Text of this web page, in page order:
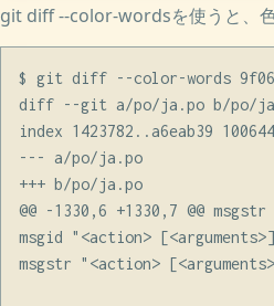
git diff --color-wordsを使うと、色
$ git diff --color-words
diff --git a/po/ja.po b/po/
index 1423782..a6eab39 100644
--- a/po/ja.po
+++ b/po/ja.po
@@ -1330,6 +1330,7 @@
msgid "<action>
msgstr "<action>